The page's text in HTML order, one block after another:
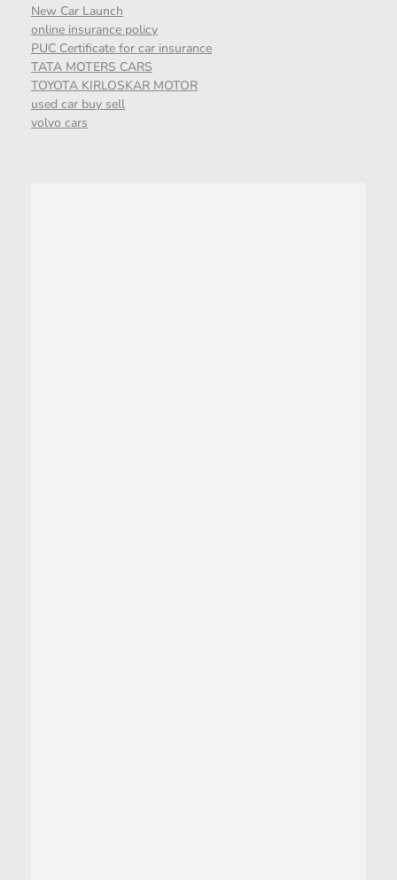
New Car Launch
online insurance policy
PUC Certificate for car insurance
TATA MOTERS CARS
TOYOTA KIRLOSKAR MOTOR
used car buy sell
volvo cars